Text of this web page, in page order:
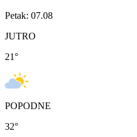
Petak: 07.08
JUTRO
21°
POPODNE
32°